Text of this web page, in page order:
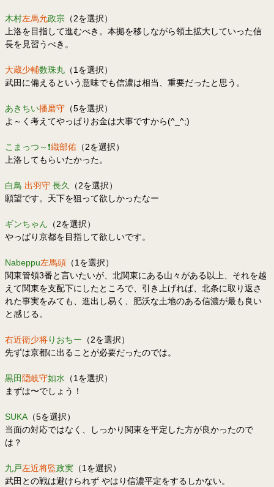
木村左馬允政宗 （2を選択）
上洛を目指して進むべき。本拠を移しながら領土拡大していった信
長を見習うべき。
大蔵少輔数珠丸 （1を選択）
武田に備えるという意味でも信濃は相当、重要だったと思う。
あきちい播磨守 （5を選択）
よ～く考えてやっぱりお金は大事ですから(^_^;)
こまっつ～❗織部佑 （2を選択）
上洛してもらいたかった。
白鳥 出羽守 長久
（2を選択）
願望です。天下を狙って欲しかったなー
ギンちゃん （2を選択）
やっぱり京都を目指して欲しいです。
Nabeppu左馬頭 （1を選択）
関東管領3番と言いたいが、北関東にある山々がある以上、それを越
えて関東を支配下にしたところで、引き上げれば、北条に取り返さ
れた事実をみても、進出し易く、肥沃な土地のある信濃が最も良い
と感じる。
右近衛少将りおちー （2を選択）
先ずは京都に出ることが必要だったのでは。
黒田 隠岐守如水 （1を選択）
まずは〜でしょう！
SUKA （5を選択）
当面の対応ではなく、しっかり関東を平定した方が良かったので
は？
九戸左近将監政実 （1を選択）
武田との戦は避けられず やはり信濃平定をするしかない。